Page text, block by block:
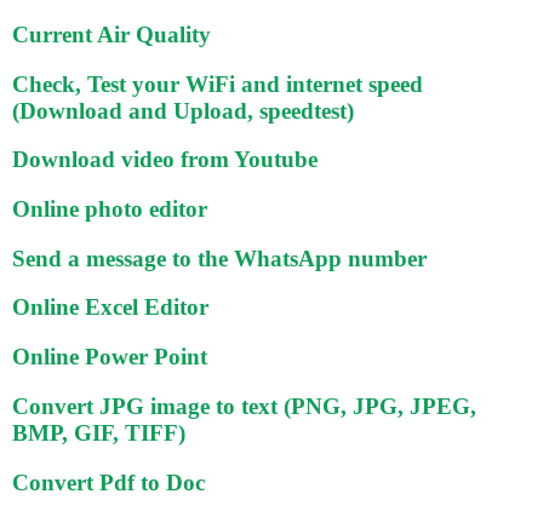
Current Air Quality
Check, Test your WiFi and internet speed
(Download and Upload, speedtest)
Download video from Youtube
Online photo editor
Send a message to the WhatsApp number
Online Excel Editor
Online Power Point
Convert JPG image to text (PNG, JPG, JPEG,
BMP, GIF, TIFF)
Convert Pdf to Doc